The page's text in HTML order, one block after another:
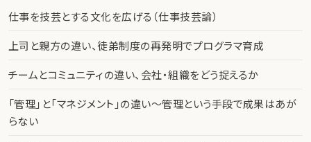
仕事を技芸とする文化を広げる（仕事技芸論）
上司と親方の違い、徒弟制度の再発明でプログラマ育成
チームとコミュニティの違い、会社・組織をどう捉えるか
「管理」と「マネジメント」の違い〜管理という手段で成果はあが
らない